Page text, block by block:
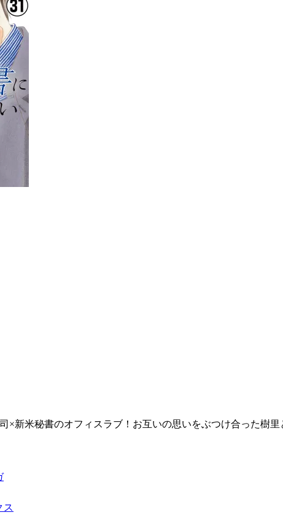
×新米秘書のオフィスラブ！お互いの思いをぶつけ合った樹
ス